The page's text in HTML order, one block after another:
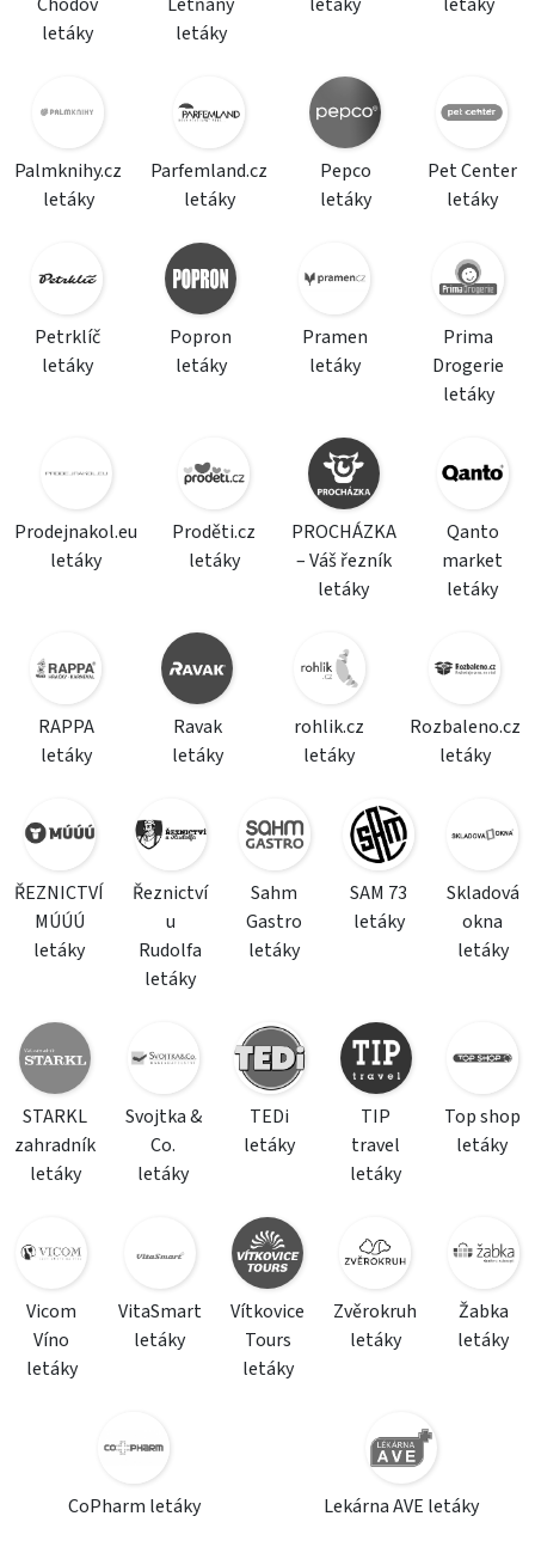
letáky
letáky
Palmknihy.cz
letáky
Parfemland.cz
letáky
Pepco
letáky
Pet Center
letáky
Petrklíč
letáky
Popron
letáky
Pramen
letáky
Prima
Drogerie
letáky
Prodejnakol.eu
letáky
Proděti.cz
letáky
PROCHÁZKA
– Váš řezník
letáky
Qanto
market
letáky
RAPPA
letáky
Ravak
letáky
rohlik.cz
letáky
Rozbaleno.cz
letáky
ŘEZNICTVÍ
MÚÚÚ
letáky
Řeznictví
u
Rudolfa
letáky
Sahm
Gastro
letáky
SAM 73
letáky
Skladová
okna
letáky
STARKL
zahradník
letáky
Svojtka &
Co.
letáky
TEDi
letáky
TIP
travel
letáky
Top shop
letáky
Vicom
Víno
letáky
VitaSmart
letáky
Vítkovice
Tours
letáky
Zvěrokruh
letáky
Žabka
letáky
CoPharm letáky Lekárna AVE letáky